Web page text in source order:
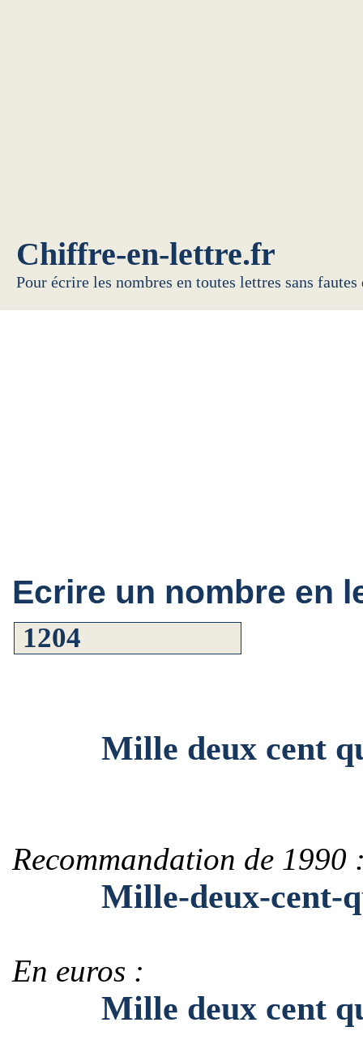
Chiffre-en-lettre.fr
Pour écrire les nombres en toutes lettres sans
Ecrire un nombre en
Mille deux cent
Recommandation de 1990
Mille-deux-cent-
En euros :
Mille deux cent